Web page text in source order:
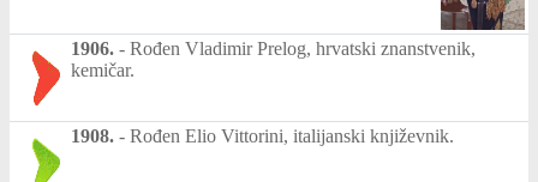
1906. - Rođen Vladimir Prelog, hrvatski znanstvenik,
kemičar.
1908. - Rođen Elio Vittorini, italijanski književnik.